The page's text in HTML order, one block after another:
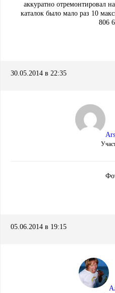
аккуратно отремонтировал
каталок было мало раз 10
806
30.05.2014 в 22:35
05.06.2014 в 19:15